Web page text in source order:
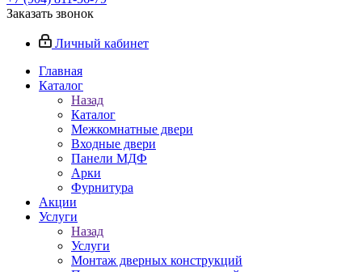
Заказать звонок
Личный кабинет
Главная
Каталог
Назад
Каталог
Межкомнатные двери
Входные двери
Панели МДФ
Арки
Фурнитура
Акции
Услуги
Назад
Услуги
Монтаж дверных конструкций